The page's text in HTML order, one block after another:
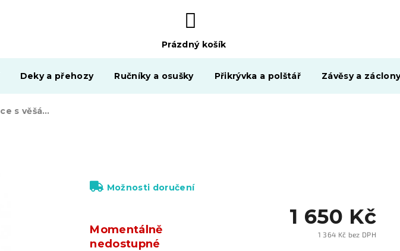
NÁKUPNÍ
KOŠÍK
Prázdný košík
Deky a přehozy Ručníky a osušky Přikrývka a polštář Závěsy a
Bambusová police s věšáky na ručníky DOOR
1 650 Kč
1 364 Kč bez DPH
Momentálně
nedostupné
Možnosti doručení